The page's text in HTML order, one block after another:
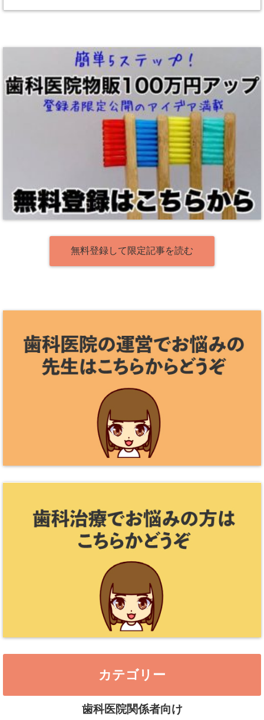
無料登録して限定記事を読む
カテゴリー
歯科医院関係者向け